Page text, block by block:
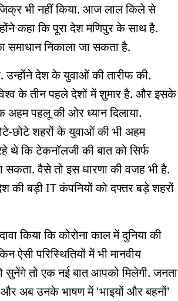
भी नहीं किया. आज लाल किले से
कहा कि पूरा देश मणिपुर के साथ है.
समाधान निकाला जा सकता है.
उन्होंने देश के युवाओं की तारीफ की.
के तीन पहले देशों में शुमार है. और इसके
अहम पहलू की ओर ध्यान दिलाया.
छोटे शहरों के युवाओं की भी अहम
थे कि टेकनॉलजी की बात को सिर्फ
सकता. वैसे तो इस धारणा की वजह भी है.
बड़ी IT कंपनियों को दफ्तर बड़े शहरों
किया कि कोरोना काल में दुनिया की
ऐसी परिस्थितियों में भी मानवीय
तो एक नई बात आपको मिलेगी. जनता
और अब उनके भाषण में 'भाइयों और बहनों'